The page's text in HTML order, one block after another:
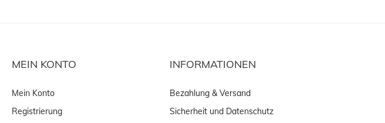
MEIN KONTO
Mein Konto
Registrierung
INFORMATIONEN
Bezahlung & Versand
Sicherheit und Datenschutz